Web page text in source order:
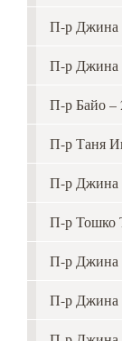
П-р Джина
П-р Джина
П-р Байо –
П-р Таня
П-р Джина
П-р Тошко
П-р Джина
П-р Джина